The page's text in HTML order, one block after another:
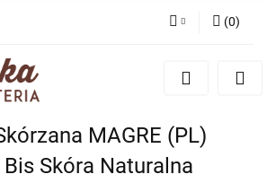
Zaloguj się
Zgody cookies
(0)
MAGRE (PL)
Skóra Naturalna